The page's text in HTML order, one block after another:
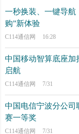
一秒换装、一键导航
购”新体验
C114通信网 16:28
中国移动智算底座加
启航
C114通信网 7/31
中国电信宁波分公司
赛一等奖
C114通信网 7/31